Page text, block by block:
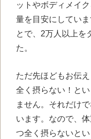
ットやボディメイ
量を目安にしてい
とで、2万人以上を
た。
ただ先ほどもお伝
全く摂らない！と
ません。それだけ
います。なので、
つ全く摂らないと